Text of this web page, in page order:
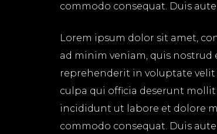
commodo consequat. Duis
Lorem ipsum dolor sit amet,
ad minim veniam, quis
reprehenderit in voluptate
culpa qui officia deserunt
incididunt ut labore et dolore
commodo consequat. Duis